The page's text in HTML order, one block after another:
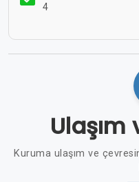
4
Ulaşım
Kuruma ulaşım ve